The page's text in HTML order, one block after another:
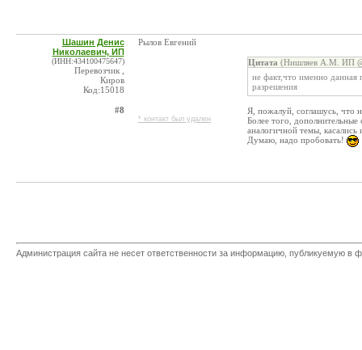
Шашин Денис
Николаевич, ИП
(ИНН:434100475647)
Перевозчик ,
Киров
Код:15018
#8
Рылов Евгений
* контакт был удален
Цитата (Нишляев А.М. ИП
не факт,что именно данная
разрешения
Я, пожалуй, соглашусь, что
Более того,
аналогичной темы, касались
Думаю, надо пробовать!
Администрация сайта не несет ответственности за информацию, публикуемую